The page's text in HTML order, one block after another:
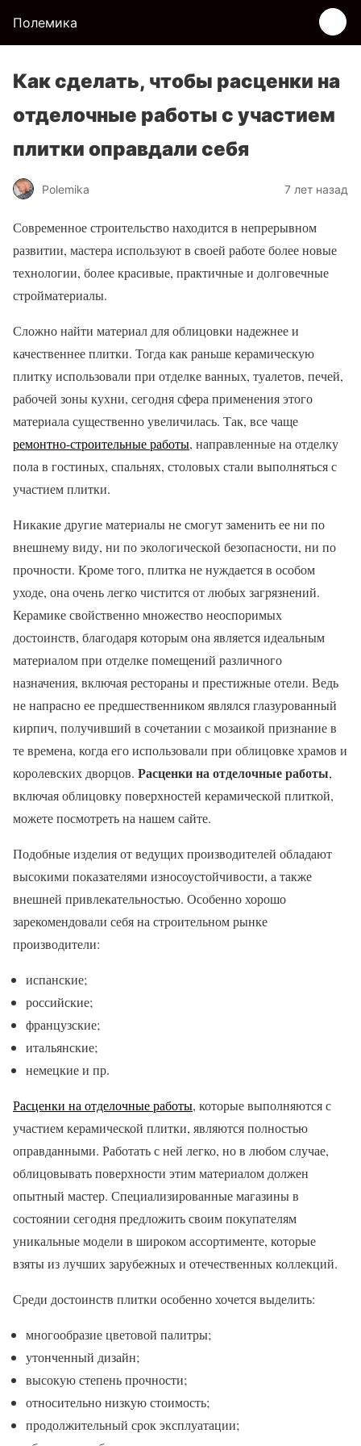
Полемика
Как сделать, чтобы расценки на
отделочные работы с участием
плитки оправдали себя
Polemika 7 лет назад
Современное строительство находится в непрерывном
развитии, мастера используют в своей работе более новые
технологии, более красивые, практичные и долговечные
стройматериалы.
Сложно найти материал для облицовки надежнее и
качественнее плитки. Тогда как раньше керамическую
плитку использовали при отделке ванных, туалетов, печей,
рабочей зоны кухни, сегодня сфера применения этого
материала существенно увеличилась. Так, все чаще
ремонтно-строительные работы, направленные на отделку
пола в гостиных, спальнях, столовых стали выполняться с
участием плитки.
Никакие другие материалы не смогут заменить ее ни по
внешнему виду, ни по экологической безопасности, ни по
прочности. Кроме того, плитка не нуждается в особом
уходе, она очень легко чистится от любых загрязнений.
Керамике свойственно множество неоспоримых
достоинств, благодаря которым она является идеальным
материалом при отделке помещений различного
назначения, включая рестораны и престижные отели. Ведь
не напрасно ее предшественником являлся глазурованный
кирпич, получивший в сочетании с мозаикой признание в
те времена, когда его использовали при облицовке храмов и
королевских дворцов. Расценки на отделочные работы,
включая облицовку поверхностей керамической плиткой,
можете посмотреть на нашем сайте.
Подобные изделия от ведущих производителей обладают
высокими показателями износоустойчивости, а также
внешней привлекательностью. Особенно хорошо
зарекомендовали себя на строительном рынке
производители:
испанские;
российские;
французские;
итальянские;
немецкие и пр.
Расценки на отделочные работы, которые выполняются с
участием керамической плитки, являются полностью
оправданными. Работать с ней легко, но в любом случае,
облицовывать поверхности этим материалом должен
опытный мастер. Специализированные магазины в
состоянии сегодня предложить своим покупателям
уникальные модели в широком ассортименте, которые
взяты из лучших зарубежных и отечественных коллекций.
Среди достоинств плитки особенно хочется выделить:
многообразие цветовой палитры;
утонченный дизайн;
высокую степень прочности;
относительно низкую стоимость;
продолжительный срок эксплуатации;